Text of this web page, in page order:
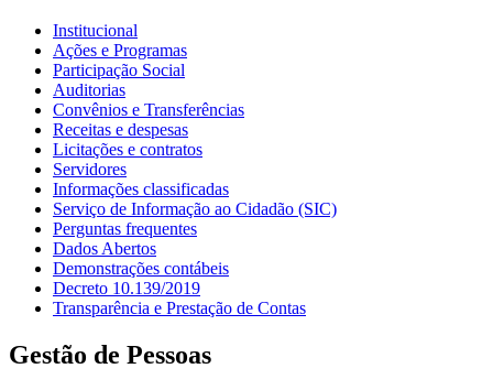
Institucional
Ações e Programas
Participação Social
Auditorias
Convênios e Transferências
Receitas e despesas
Licitações e contratos
Servidores
Informações classificadas
Serviço de Informação ao Cidadão (SIC)
Perguntas frequentes
Dados Abertos
Demonstrações contábeis
Decreto 10.139/2019
Transparência e Prestação de Contas
Gestão de Pessoas